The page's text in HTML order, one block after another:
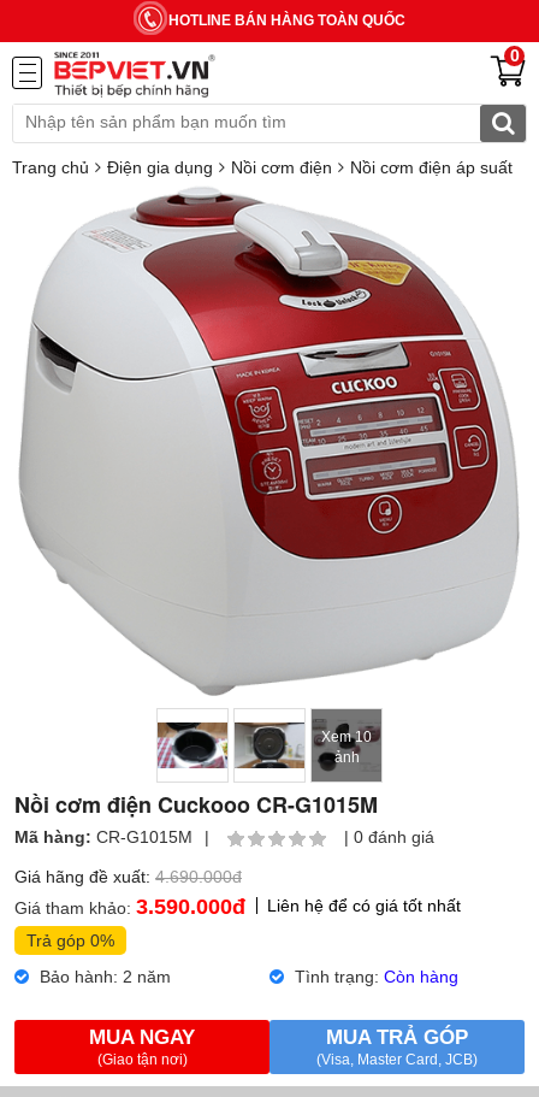
HOTLINE BÁN HÀNG TOÀN QUỐC
0
Trang chủ Điện gia dụng Nồi cơm điện Nồi cơm điện áp suất
Xem 10
ảnh
Nồi cơm điện Cuckooo CR-G1015M
Mã hàng: CR-G1015M | | 0 đánh giá
Giá hãng đề xuất: 4.690.000đ
Giá tham khảo: 3.590.000đ
Liên hệ để có giá tốt nhất
Trả góp 0%
Bảo hành: 2 năm
Tình trạng: Còn hàng
MUA NGAY
(Giao tận nơi)
MUA TRẢ GÓP
(Visa, Master Card, JCB)